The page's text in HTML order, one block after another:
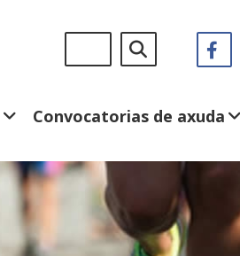
en:
Convocatorias de axuda